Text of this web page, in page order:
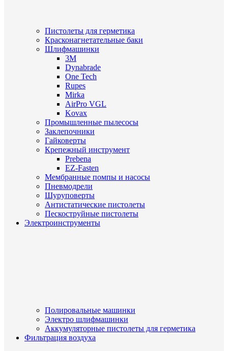
Пистолеты для герметика
Красконагнетательные баки
Шлифмашинки
3M
Dynabrade
One Tech
Rupes
Mirka
AirPro VGL
Kovax
Промышленные пылесосы
Заклепочники
Гайковерты
Крепежный инструмент
Prebena
EZ-Fasten
Мембранные помпы и насосы
Пневмодрели
Шуруповерты
Антистатические пистолеты
Пескоструйные пистолеты
Электроинструменты
Полировальные машинки
Электро шлифмашинки
Аккумуляторные пистолеты для герметика
Фильтрация воздуха